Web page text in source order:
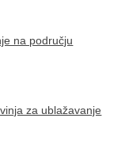
na području
za ublažavanje